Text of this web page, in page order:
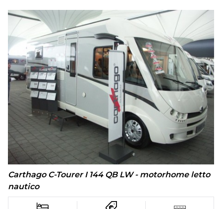
Carthago C-Tourer I 144 QB LW - motorhome letto
nautico